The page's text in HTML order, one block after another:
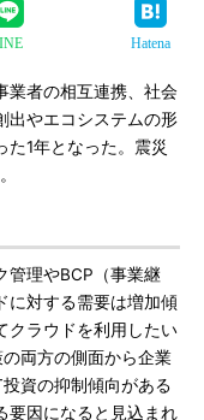
Hatena
業者の相互連携、社会
出やエコシステムの形
た1年となった。震災
管理やBCP（事業継
に対する需要は増加傾
クラウドを利用したい
両方の側面から企業
資の抑制傾向がある
要因になると見込まれ